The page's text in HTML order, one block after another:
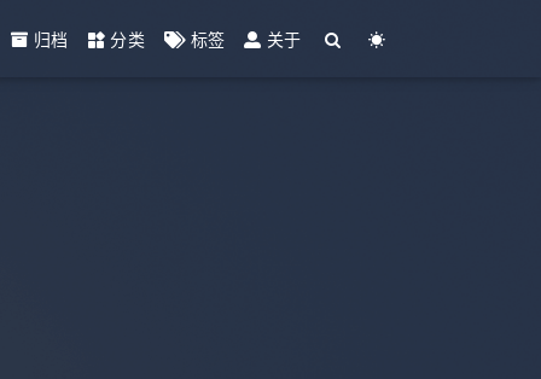
归档 分类 标签 关于